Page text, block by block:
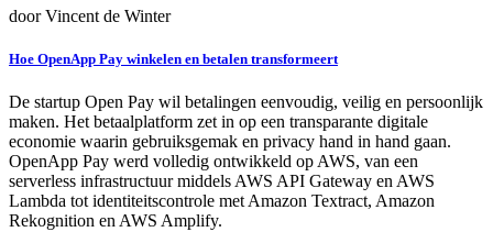
door Vincent de Winter
Hoe OpenApp Pay winkelen en betalen transformeert
De startup Open Pay wil betalingen eenvoudig, veilig en persoonlijk
maken. Het betaalplatform zet in op een transparante digitale
economie waarin gebruiksgemak en privacy hand in hand gaan.
OpenApp Pay werd volledig ontwikkeld op AWS, van een
serverless infrastructuur middels AWS API Gateway en AWS
Lambda tot identiteitscontrole met Amazon Textract, Amazon
Rekognition en AWS Amplify.